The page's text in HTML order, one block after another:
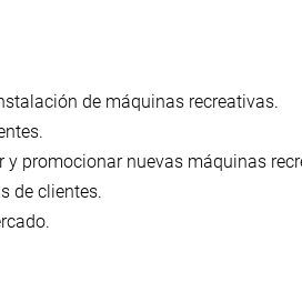
de máquinas recreativas.
y promocionar nuevas máquinas
de clientes.